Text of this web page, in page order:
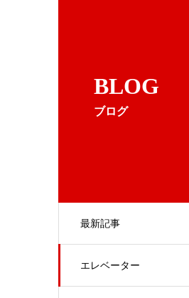
BLOG
ブログ
最新記事
エレベーター